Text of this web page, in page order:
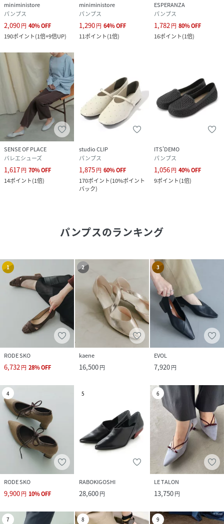
miniministore
パンプス
2,090円 40%OFF
190ポイント(1倍+9倍UP)
miniministore
パンプス
1,290円 64%OFF
11ポイント(1倍)
ESPERANZA
パンプス
1,782円 80%OFF
16ポイント(1倍)
SENSE OF PLACE
バレエシューズ
1,617円 70%OFF
14ポイント(1倍)
studio CLIP
パンプス
1,875円 60%OFF
170ポイント(10%ポイント
バック)
ITS'DEMO
パンプス
1,056円 40%OFF
9ポイント(1倍)
パンプスのランキング
1
RODE SKO
6,732円 28%OFF
2
kaene
16,500円
3
EVOL
7,920円
4
RODE SKO
9,900円 10%OFF
5
RABOKIGOSHI
28,600円
6
LE TALON
13,750円
7 8 9